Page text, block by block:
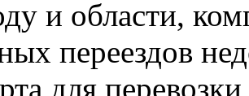
и области,
переездов
для